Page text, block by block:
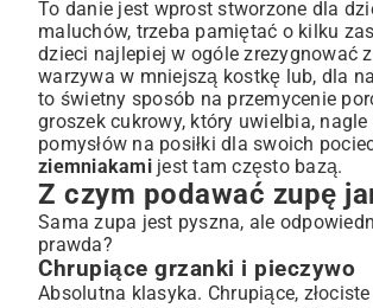
To danie jest wprost stworzone dla
maluchów, trzeba pamiętać o kilku
dzieci najlepiej w ogóle zrezygnować
warzywa w mniejszą kostkę lub, dla
to świetny sposób na przemycenie
groszek cukrowy, który uwielbia,
pomysłów na posiłki dla swoich
ziemniakamijest tam często bazą.
Z czym podawać zupę
Sama zupa jest pyszna, ale
prawda?
Chrupiące grzanki i pieczywo
Absolutna klasyka. Chrupiące,